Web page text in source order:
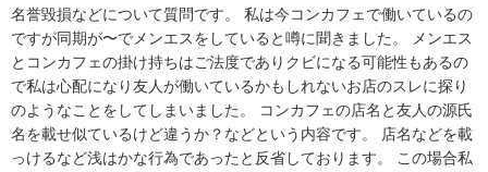
名誉毀損などについて質問です。 私は今コンカフェで働いているの
ですが同期が〜でメンエスをしていると噂に聞きました。 メンエス
とコンカフェの掛け持ちはご法度でありクビになる可能性もあるの
で私は心配になり友人が働いているかもしれないお店のスレに探り
のようなことをしてしまいました。 コンカフェの店名と友人の源氏
名を載せ似ているけど違うか？などという内容です。 店名などを載
っけるなど浅はかな行為であったと反省しております。 この場合私